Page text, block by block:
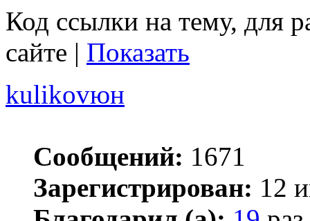
Код ссылки на тему, для
сайте | Показать
kulikovюн
Сообщений: 1671
Зарегистрирован: 12